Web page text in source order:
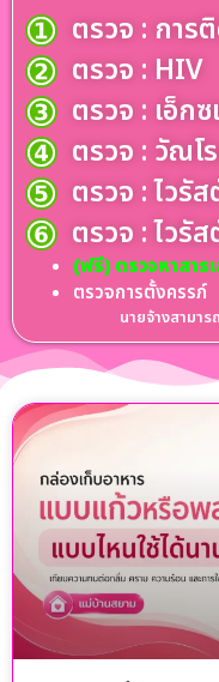
ตรวจ : การ
ตรวจ : HIV
ตรวจ : เอ็ก
ตรวจ : วัณโ
ตรวจ : ไวรั
ตรวจ : ไวรั
(ฟรี) ตรวจหาสาร
ตรวจการตั้งครรภ์
นายจ้างสามา